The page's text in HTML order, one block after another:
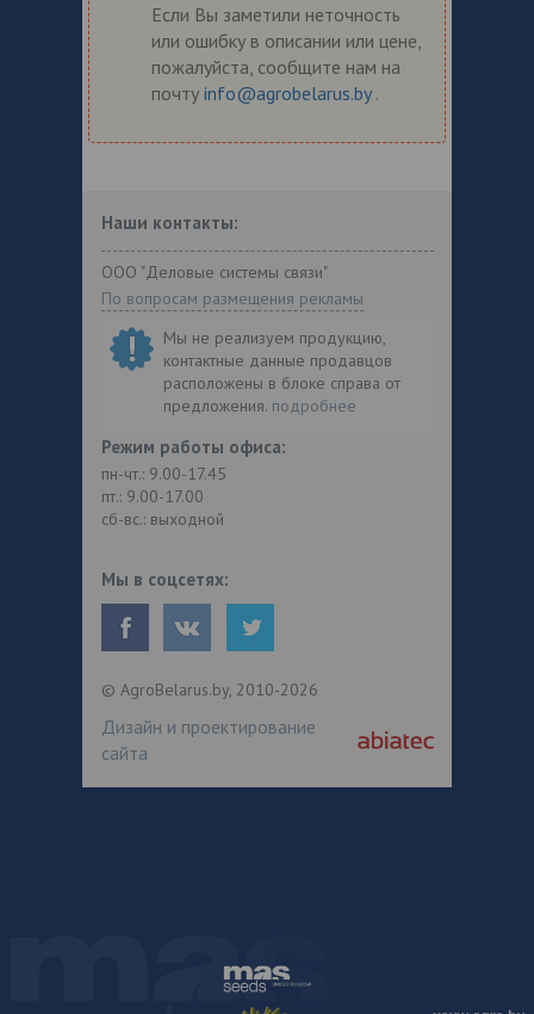
Если Вы заметили неточность
или ошибку в описании или цене,
пожалуйста, сообщите нам на
почту info@agrobelarus.by .
Наши контакты:
ООО "Деловые системы связи"
По вопросам размещения рекламы
Мы не реализуем продукцию,
контактные данные продавцов
расположены в блоке справа от
предложения. подробнее
Режим работы офиса:
пн-чт.: 9.00-17.45
пт.: 9.00-17.00
сб-вс.: выходной
Мы в соцсетях:
© AgroBelarus.by, 2010-2026
Дизайн и проектирование
сайта